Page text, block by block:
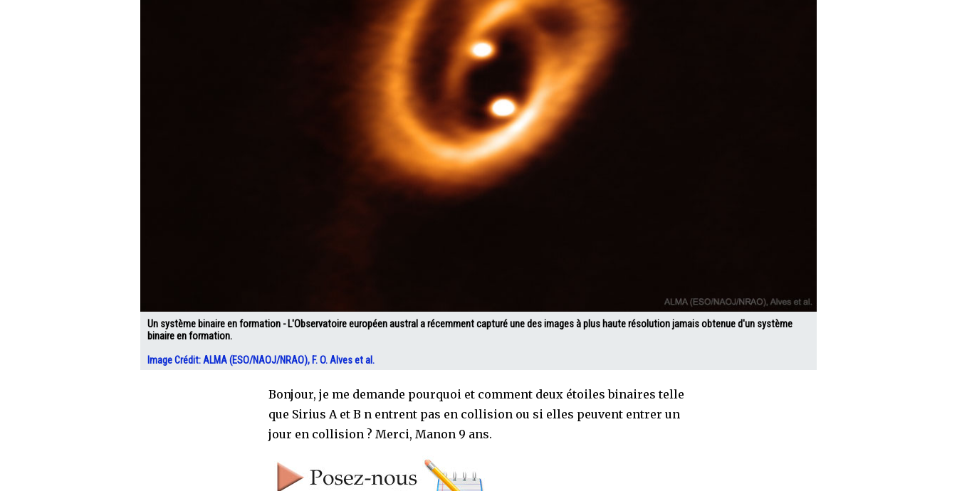
Un système binaire en formation - L'Observatoire européen austral a récemment capturé une des images à plus haute résolution jamais obtenue d'un système
binaire en formation.
Image Crédit: ALMA (ESO/NAOJ/NRAO), F. O. Alves et al.
Bonjour, je me demande pourquoi et comment deux étoiles binaires telle
que Sirius A et B n entrent pas en collision ou si elles peuvent entrer un
jour en collision ? Merci, Manon 9 ans.